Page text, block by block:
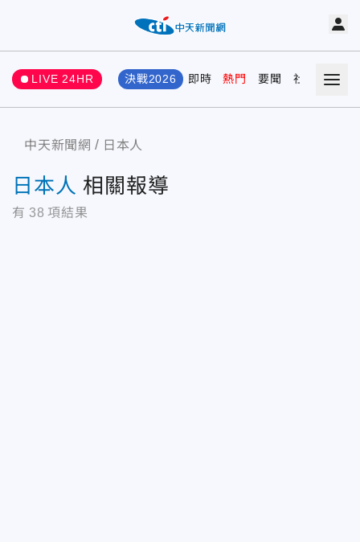
LIVE 24HR 決戰2026 即時 熱門 要聞 社會 娛樂
中天新聞網 日本人
日本人 相關報導
有 38 項結果